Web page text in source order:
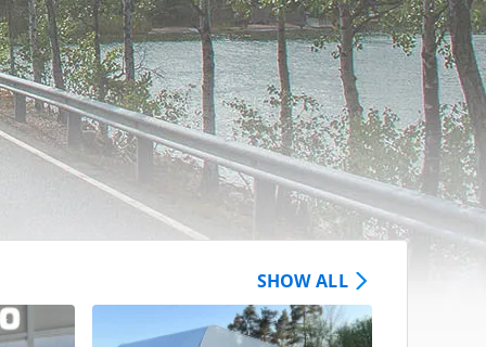
SHOW ALL